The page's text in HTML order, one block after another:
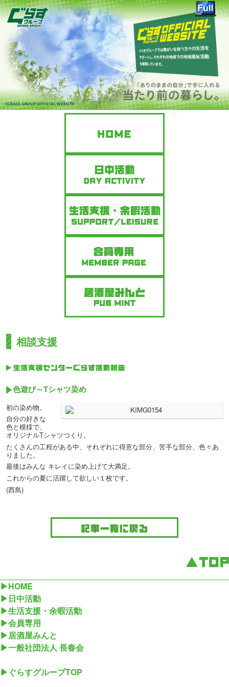
相談支援
色遊び～Tシャツ染め
初の染め物。
自分の好きな
色と模様で、
オリジナルTシャツつくり。
たくさんの工程がある中、それぞれに得意な部分、苦手な部分、色々あ
りました。
最後はみんな キレイに染め上げて大満足。
これからの夏に活躍して欲しい１枚です。
(西島)
▶HOME
▶日中活動
▶生活支援・余暇活動
▶会員専用
▶居酒屋みんと
▶一般社団法人 長春会
▶ ぐらすグループTOP